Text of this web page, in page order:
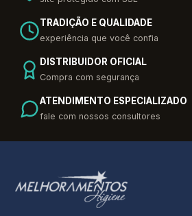
TRADIÇÃO E QUALIDADE
experiência que você confia
DISTRIBUIDOR OFICIAL
Compra com segurança
ATENDIMENTO ESPECIALIZADO
fale com nossos consultores